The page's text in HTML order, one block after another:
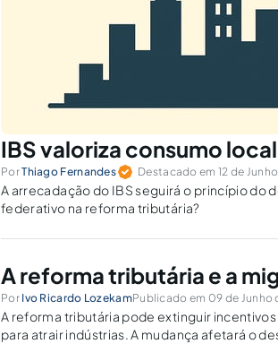
IBS valoriza consumo
PorThiago Fernandes Destacado em 12 de
A arrecadação do IBS seguirá o princípio do
federativo na reforma tributária?
A reforma tributária e a
Por Ivo Ricardo LozekamPublicado em 09 de Junho
A reforma tributária pode extinguir
para atrair indústrias. A mudança afetará o